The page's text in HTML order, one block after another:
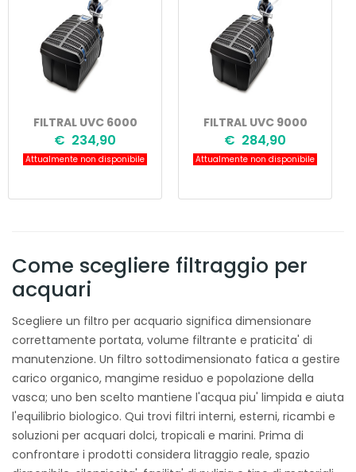
FILTRAL UVC 6000
€ 234,90
Attualmente non disponibile
FILTRAL UVC 9000
€ 284,90
Attualmente non disponibile
Come scegliere filtraggio per
acquari
Scegliere un filtro per acquario significa dimensionare
correttamente portata, volume filtrante e praticita' di
manutenzione. Un filtro sottodimensionato fatica a gestire
carico organico, mangime residuo e popolazione della
vasca; uno ben scelto mantiene l'acqua piu' limpida e aiuta
l'equilibrio biologico. Qui trovi filtri interni, esterni, ricambi e
soluzioni per acquari dolci, tropicali e marini. Prima di
confrontare i prodotti considera litraggio reale, spazio